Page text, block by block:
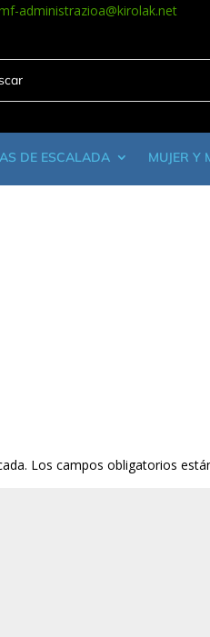
administrazioa@kirolak.net
DE ESCALADA MUJER Y
Los campos obligatorios